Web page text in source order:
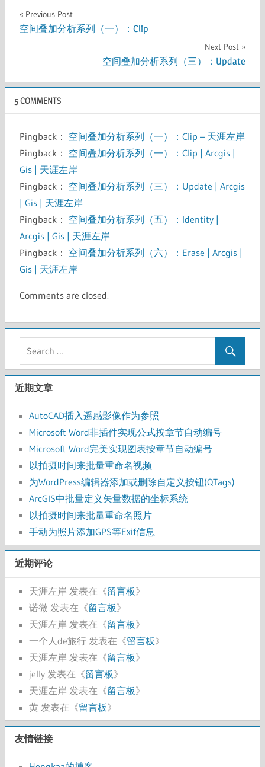
文
章
Previous Post
空间叠加分析系列（一）：Clip
Next Post
空间叠加分析系列（三）：Update
5 COMMENTS
Pingback： 空间叠加分析系列（一）：Clip – 天涯左岸
Pingback： 空间叠加分析系列（一）：Clip | Arcgis |
Gis | 天涯左岸
Pingback： 空间叠加分析系列（三）：Update | Arcgis
| Gis | 天涯左岸
Pingback： 空间叠加分析系列（五）：Identity |
Arcgis | Gis | 天涯左岸
Pingback： 空间叠加分析系列（六）：Erase | Arcgis |
Gis | 天涯左岸
Comments are closed.
近期文章
AutoCAD插入遥感影像作为参照
Microsoft Word非插件实现公式按章节自动编号
Microsoft Word完美实现图表按章节自动编号
以拍摄时间来批量重命名视频
为WordPress编辑器添加或删除自定义按钮(QTags)
ArcGIS中批量定义矢量数据的坐标系统
以拍摄时间来批量重命名照片
手动为照片添加GPS等Exif信息
近期评论
天涯左岸 发表在《留言板》
诺微 发表在《留言板》
天涯左岸 发表在《留言板》
一个人de旅行 发表在《留言板》
天涯左岸 发表在《留言板》
jelly 发表在《留言板》
天涯左岸 发表在《留言板》
黄 发表在《留言板》
友情链接